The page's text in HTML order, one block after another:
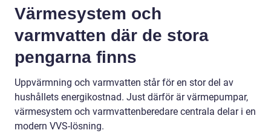
Värmesystem och
varmvatten där de stora
pengarna finns
Uppvärmning och varmvatten står för en stor del av
hushållets energikostnad. Just därför är värmepumpar,
värmesystem och varmvattenberedare centrala delar i en
modern VVS-lösning.